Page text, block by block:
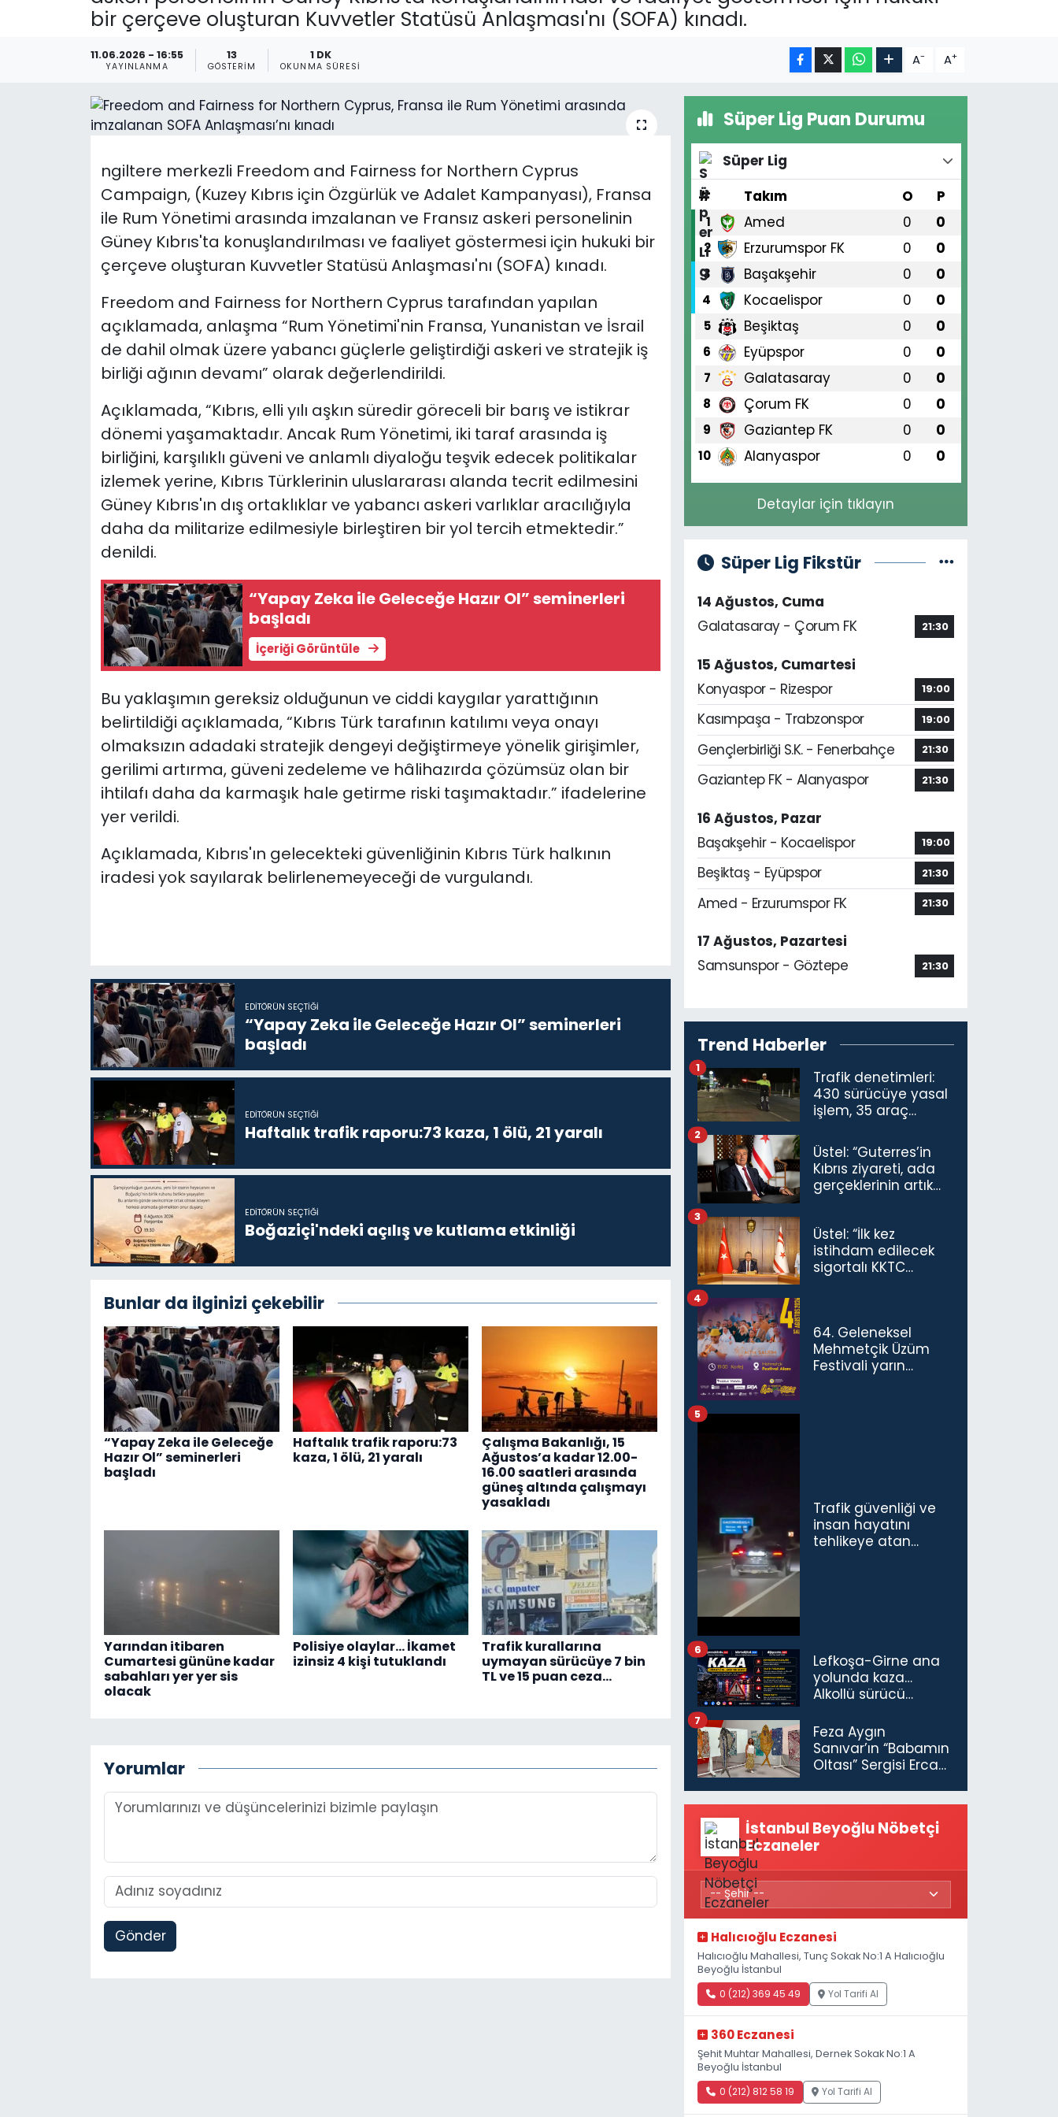
bir çerçeve oluşturan Kuvvetler Statüsü Anlaşması'nı (SOFA) kınadı.
11.06.2026 - 16:55
YAYINLANMA
13
GÖSTERIM
1 DK
OKUNMA SÜRESI A- A+
ngiltere merkezli Freedom and Fairness for Northern Cyprus
Campaign, (Kuzey Kıbrıs için Özgürlük ve Adalet Kampanyası), Fransa
ile Rum Yönetimi arasında imzalanan ve Fransız askeri personelinin
Güney Kıbrıs'ta konuşlandırılması ve faaliyet göstermesi için hukuki bir
çerçeve oluşturan Kuvvetler Statüsü Anlaşması'nı (SOFA) kınadı.
Freedom and Fairness for Northern Cyprus tarafından yapılan
açıklamada, anlaşma “Rum Yönetimi'nin Fransa, Yunanistan ve İsrail
de dahil olmak üzere yabancı güçlerle geliştirdiği askeri ve stratejik iş
birliği ağının devamı” olarak değerlendirildi.
Açıklamada, “Kıbrıs, elli yılı aşkın süredir göreceli bir barış ve istikrar
dönemi yaşamaktadır. Ancak Rum Yönetimi, iki taraf arasında iş
birliğini, karşılıklı güveni ve anlamlı diyaloğu teşvik edecek politikalar
izlemek yerine, Kıbrıs Türklerinin uluslararası alanda tecrit edilmesini
Güney Kıbrıs'ın dış ortaklıklar ve yabancı askeri varlıklar aracılığıyla
daha da militarize edilmesiyle birleştiren bir yol tercih etmektedir.”
denildi.
“Yapay Zeka ile Geleceğe Hazır Ol” seminerleri
başladı
İçeriği Görüntüle
Bu yaklaşımın gereksiz olduğunun ve ciddi kaygılar yarattığının
belirtildiği açıklamada, “Kıbrıs Türk tarafının katılımı veya onayı
olmaksızın adadaki stratejik dengeyi değiştirmeye yönelik girişimler,
gerilimi artırma, güveni zedeleme ve hâlihazırda çözümsüz olan bir
ihtilafı daha da karmaşık hale getirme riski taşımaktadır.” ifadelerine
yer verildi.
Açıklamada, Kıbrıs'ın gelecekteki güvenliğinin Kıbrıs Türk halkının
iradesi yok sayılarak belirlenemeyeceği de vurgulandı.
EDITÖRÜN SEÇTIĞI
“Yapay Zeka ile Geleceğe Hazır Ol” seminerleri
başladı
EDITÖRÜN SEÇTIĞI
Haftalık trafik raporu:73 kaza, 1 ölü, 21 yaralı
EDITÖRÜN SEÇTIĞI
Boğaziçi'ndeki açılış ve kutlama etkinliği
Bunlar da ilginizi çekebilir
“Yapay Zeka ile Geleceğe
Hazır Ol” seminerleri
başladı
Haftalık trafik raporu:73
kaza, 1 ölü, 21 yaralı
Çalışma Bakanlığı, 15
Ağustos’a kadar 12.00-
16.00 saatleri arasında
güneş altında çalışmayı
yasakladı
Yarından itibaren
Cumartesi gününe kadar
sabahları yer yer sis
olacak
Polisiye olaylar… İkamet
izinsiz 4 kişi tutuklandı
Trafik kurallarına
uymayan sürücüye 7 bin
TL ve 15 puan ceza…
Yorumlar
Gönder
Süper Lig Puan Durumu
Süper Lig
#
Takım O P
1 Amed 0 0
2 Erzurumspor FK 0 0
3 Başakşehir 0 0
4 Kocaelispor 0 0
5 Beşiktaş 0 0
6 Eyüpspor 0 0
7 Galatasaray 0 0
8 Çorum FK 0 0
9 Gaziantep FK 0 0
10 Alanyaspor 0 0
Detaylar için tıklayın
Süper Lig Fikstür
14 Ağustos, Cuma
Galatasaray - Çorum FK
21:30
15 Ağustos, Cumartesi
Konyaspor - Rizespor
19:00
Kasımpaşa - Trabzonspor 19:00
Gençlerbirliği S.K. - Fenerbahçe 21:30
Gaziantep FK - Alanyaspor 21:30
16 Ağustos, Pazar
Başakşehir - Kocaelispor
19:00
Beşiktaş - Eyüpspor 21:30
Amed - Erzurumspor FK 21:30
17 Ağustos, Pazartesi
Samsunspor - Göztepe
21:30
Trend Haberler
Trafik denetimleri:
430 sürücüye yasal
işlem, 35 araç
1
Üstel: “Guterres’in
Kıbrıs ziyareti, ada
gerçeklerinin artık
göstermiştir”
2
Üstel: “İlk kez
istihdam edilecek
sigortalı KKTC
3
64. Geleneksel
Mehmetçik Üzüm
Festivali yarın
4
Trafik güvenliği ve
insan hayatını
tehlikeye atan
5
Lefkoşa-Girne ana
yolunda kaza…
Alkollü sürücü
6
Feza Aygın
Sanıvar’ın “Babamın
Oltası” Sergisi Ercan
7
İstanbul Beyoğlu Nöbetçi
Eczaneler
Halıcıoğlu Eczanesi
Halıcıoğlu Mahallesi, Tunç Sokak No:1 A Halıcıoğlu
Beyoğlu İstanbul
0 (212) 369 45 49 Yol Tarifi Al
360 Eczanesi
Şehit Muhtar Mahallesi, Dernek Sokak No:1 A
Beyoğlu İstanbul
0 (212) 812 58 19 Yol Tarifi Al
Gündem
KKTC YEREL SEÇİM 2018
Magazin
Nöbetçi Eczaneler
Otomobil Dünyası
Teknoloji
Video Galeri
Yazarlar